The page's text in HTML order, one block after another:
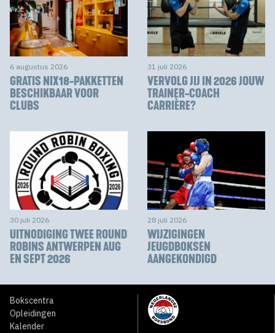
6 augustus 2026
GRATIS NIX18-PAKKETTEN
BESCHIKBAAR VOOR
CLUBS
31 juli 2026
VERVOLG JIJ IN 2026 JOUW
TRAINER-COACH
CARRIÈRE?
30 juli 2026
UITNODIGING TWEE ROUND
ROBINS ANTWERPEN AUG
EN SEPT 2026
28 juli 2026
WIJZIGINGEN
JEUGDBOKSEN
AANGEKONDIGD
Bokscentra
Opleidingen
Kalender